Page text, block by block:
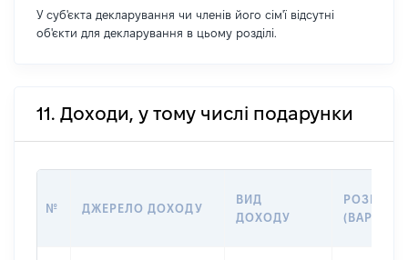
У суб'єкта декларування чи членів його сім'ї відсутні
об'єкти для декларування в цьому розділі.
11. Доходи, у тому числі подарунки
№ ДЖЕРЕЛО ДОХОДУ
ВИД
ДОХОДУ
РОЗМІР